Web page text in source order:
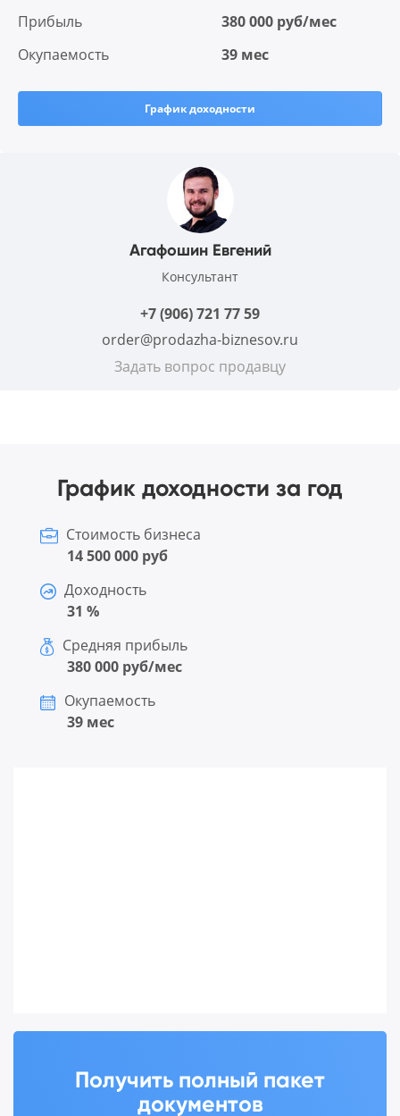
Прибыль
380 000 руб/мес
Окупаемость
39 мес
График доходности
Агафошин Евгений
Консультант
+7 (906) 721 77 59
order@prodazha-biznesov.ru
Задать вопрос продавцу
График доходности за год
Стоимость бизнеса
14 500 000 руб
Доходность
31 %
Средняя прибыль
380 000 руб/мес
Окупаемость
39 мес
Получить полный пакет
документов